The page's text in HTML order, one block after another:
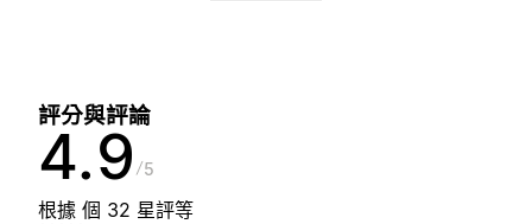
評分與評論
4.9 5
根據 個 32 星評等